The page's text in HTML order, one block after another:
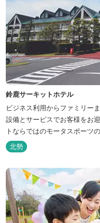
鈴鹿サーキットホテル
ビジネス利用からファミリー
設備とサービスでお客様をお
トならではのモータスポーツ
はじめ、ファミリーにおすす
りの詰まった「サーキット キ
ム」など様々なコンセプトル
さま連れでも安心し...
北勢